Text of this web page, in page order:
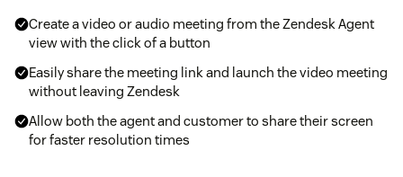
Create a video or audio meeting from the Zendesk Agent
view with the click of a button
Easily share the meeting link and launch the video meeting
without leaving Zendesk
Allow both the agent and customer to share their screen
for faster resolution times